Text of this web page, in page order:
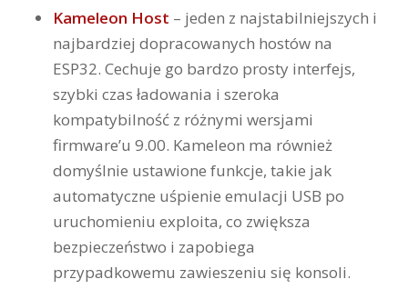
Kameleon Host – jeden z najstabilniejszych i
najbardziej dopracowanych hostów na
ESP32. Cechuje go bardzo prosty interfejs,
szybki czas ładowania i szeroka
kompatybilność z różnymi wersjami
firmware’u 9.00. Kameleon ma również
domyślnie ustawione funkcje, takie jak
automatyczne uśpienie emulacji USB po
uruchomieniu exploita, co zwiększa
bezpieczeństwo i zapobiega
przypadkowemu zawieszeniu się konsoli.